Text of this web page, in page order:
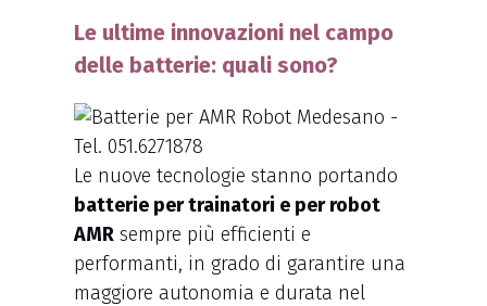
Le ultime innovazioni nel campo
delle batterie: quali sono?
Le nuove tecnologie stanno portando
batterie per trainatori e per robot
AMR sempre più efficienti e
performanti, in grado di garantire una
maggiore autonomia e durata nel